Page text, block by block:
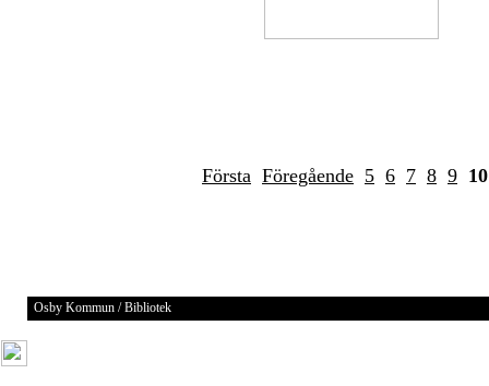
Första Föregående 5 6 7 8 9 10
Osby Kommun / Bibliotek